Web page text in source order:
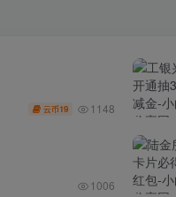
云币19 1148
1006